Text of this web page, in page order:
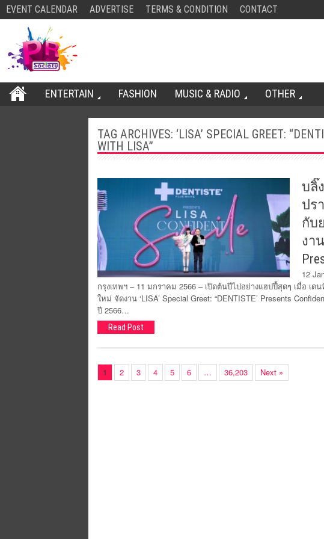
EVENT CALENDAR ADVERTISE TERMS & CONDITION CONTACT
ENTERTAIN FASHION MUSIC & RADIO OTHER
TAG ARCHIVES: ‘LISA’ SPECIAL GREET:
WITH LISA”
บลิ๊
ปร
กับ
งาน
12
กรุงเทพฯ – 11 มกราคม 2566 – เปิดต้นปีไปอย่างแฮปปี้สุดๆ เมื่อ เ
ใหม่ จัดงาน ‘LISA’ Special Greet: “DENTISTE’ Presents
ปี 2566…
Read Post
1 2 3 4 5 6 … 36,203 Next »